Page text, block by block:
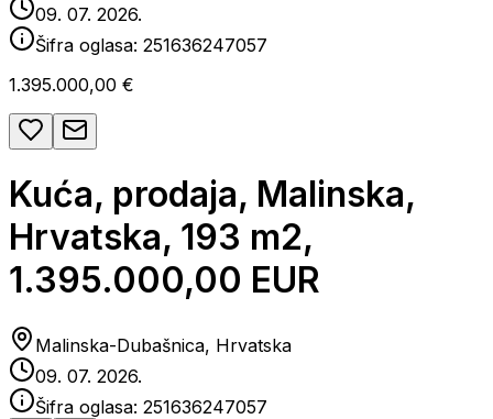
09. 07. 2026.
Šifra oglasa: 251636247057
1.395.000,00 €
Kuća, prodaja, Malinska,
Hrvatska, 193 m2,
1.395.000,00 EUR
Malinska-Dubašnica, Hrvatska
09. 07. 2026.
Šifra oglasa: 251636247057